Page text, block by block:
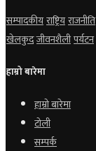
सम्पादकीयराष्ट्रियराजनीति
खेलकुदजीवनशैलीपर्यटन
हाम्रो बारेमा
हाम्रो बारेमा
टोली
सम्पर्क